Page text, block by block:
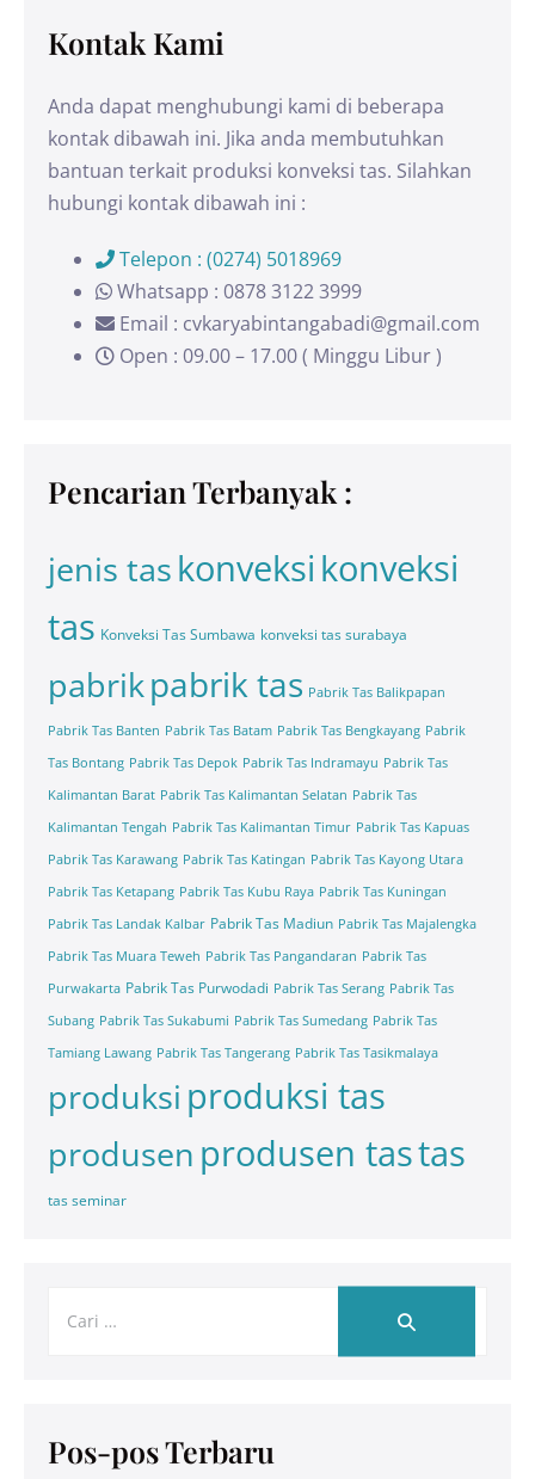
Kontak Kami
Anda dapat menghubungi kami di beberapa
kontak dibawah ini. Jika anda membutuhkan
bantuan terkait produksi konveksi tas. Silahkan
hubungi kontak dibawah ini :
Telepon : (0274) 5018969
Whatsapp : 0878 3122 3999
Email : cvkaryabintangabadi@gmail.com
Open : 09.00 – 17.00 ( Minggu Libur )
Pencarian Terbanyak :
jenis taskonveksi konveksi
tas Konveksi Tas Sumbawa konveksi tas surabaya
pabrikpabrik tas Pabrik Tas Balikpapan
Pabrik Tas Banten Pabrik Tas Batam Pabrik Tas Bengkayang Pabrik
Tas Bontang Pabrik Tas Depok Pabrik Tas Indramayu Pabrik Tas
Kalimantan Barat Pabrik Tas Kalimantan Selatan Pabrik Tas
Kalimantan Tengah Pabrik Tas Kalimantan Timur Pabrik Tas Kapuas
Pabrik Tas Karawang Pabrik Tas Katingan Pabrik Tas Kayong Utara
Pabrik Tas Ketapang Pabrik Tas Kubu Raya Pabrik Tas Kuningan
Pabrik Tas Landak Kalbar Pabrik Tas Madiun Pabrik Tas Majalengka
Pabrik Tas Muara Teweh Pabrik Tas Pangandaran Pabrik Tas
Purwakarta Pabrik Tas Purwodadi Pabrik Tas Serang Pabrik Tas
Subang Pabrik Tas Sukabumi Pabrik Tas Sumedang Pabrik Tas
Tamiang Lawang Pabrik Tas Tangerang Pabrik Tas Tasikmalaya
produksi produksi tas
produsen produsen tastas
tas seminar
Pos-pos Terbaru